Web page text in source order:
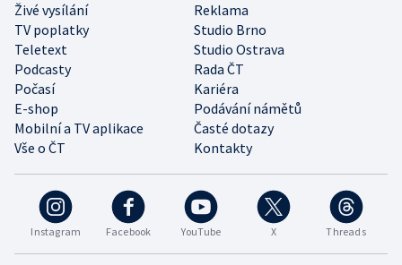
Instagram Facebook YouTube X Threads
Živé vysílání
Reklama
TV poplatky
Studio Brno
Teletext
Studio Ostrava
Podcasty
Rada ČT
Počasí
Kariéra
E-shop
Podávání námětů
Mobilní a TV aplikace
Časté dotazy
Vše o ČT
Kontakty